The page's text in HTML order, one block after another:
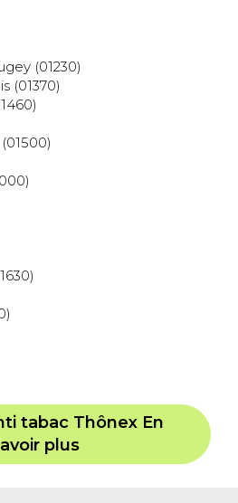
(01230)
(01370)
tabac Thônex En
plus